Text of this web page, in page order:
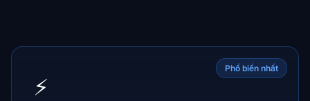
Phổ biến nhất
⚡